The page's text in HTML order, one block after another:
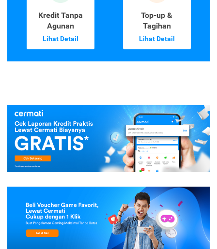
Kredit Tanpa
Agunan
Lihat Detail
Top-up &
Tagihan
Lihat Detail